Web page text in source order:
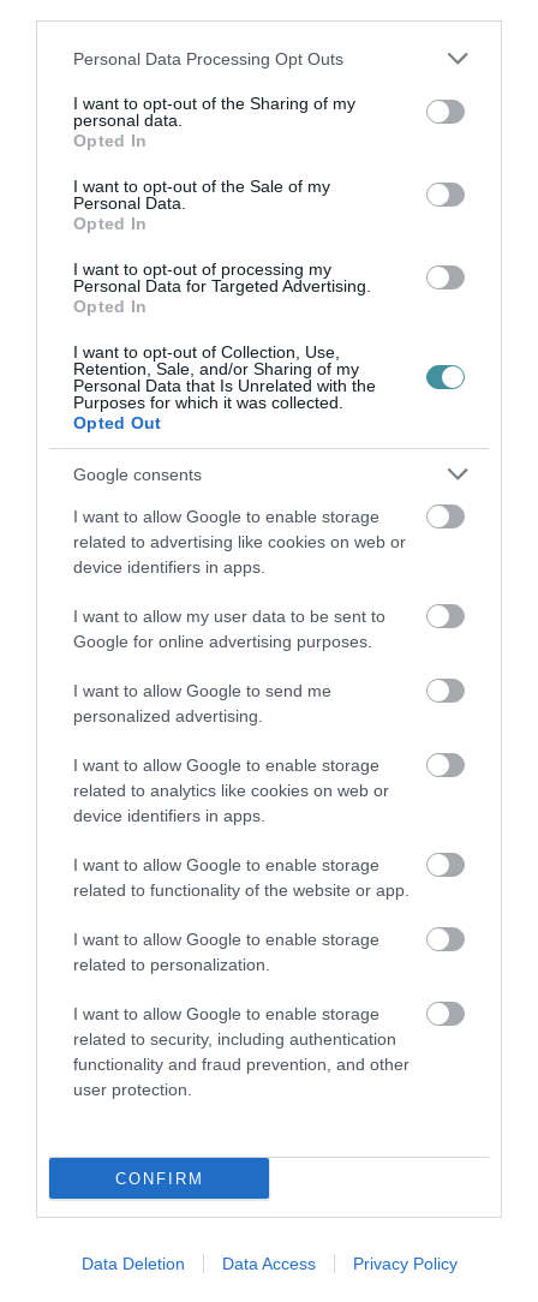
Please note that this website/app uses one or more Google
not limited to your visit or usage behaviour. You may click to
grant or deny consent to Google and its third-party tags to
use your data for below specified purposes in below Google
consent section.
Personal Data Processing Opt Outs
I want to opt-out of the Sharing of my
personal data.
Opted In
I want to opt-out of the Sale of my
Personal Data.
Opted In
I want to opt-out of processing my
Personal Data for Targeted Advertising.
Opted In
I want to opt-out of Collection, Use,
Retention, Sale, and/or Sharing of my
Personal Data that Is Unrelated with the
Purposes for which it was collected.
Opted Out
Google consents
I want to allow Google to enable storage
related to advertising like cookies on web or
device identifiers in apps.
I want to allow my user data to be sent to
Google for online advertising purposes.
I want to allow Google to send me
personalized advertising.
I want to allow Google to enable storage
related to analytics like cookies on web or
device identifiers in apps.
I want to allow Google to enable storage
related to functionality of the website or app.
I want to allow Google to enable storage
related to personalization.
I want to allow Google to enable storage
related to security, including authentication
functionality and fraud prevention, and other
user protection.
CONFIRM
Data Deletion Data Access Privacy Policy
hangsúlyozni annak fontosságát, hogy az
Alaptörvény P) cikkének értelmében a biológiai
sokféleség, különösen a honos növény- és
állatfajok a nemzet közös örökségét képezik,
ezek védelme, fenntartása és megőrzése az
állam és rajta kívül mindenki kötelessége.
Ezért az alapvető jogok biztosa és helyettese
a fenntartható életmód felé való lépéseket
sürget minden területen, az állampolgároktól a
döntéshozókig terjedő valamennyi szinten és
valamennyi gazdasági ágazatban,
különösképpen a mezőgazdaság és az
erdőművelés, valamint az épített környezet
alakítását illetően.
Ne maradjon le a legfrissebb hírekről, kövessen
VISSZA A FŐOLDALRA
Legfrissebb híreink
2026. augusztus 07|Promóció